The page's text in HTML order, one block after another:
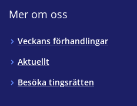
Mer om oss
Veckans förhandlingar
Aktuellt
Besöka tingsrätten